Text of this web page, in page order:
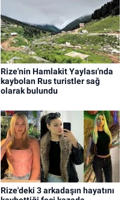
Rize'nin Hamlakit Yaylası'nda
kaybolan Rus turistler sağ
olarak bulundu
Rize'deki 3 arkadaşın hayatını